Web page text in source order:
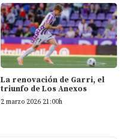
La renovación de Garri, el
triunfo de Los Anexos
2 marzo 2026 21:00h